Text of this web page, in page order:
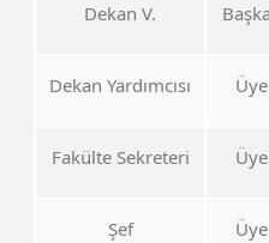
Dekan V.
Dekan Yardımcısı Üye
Fakülte Sekreteri Üye
Şef Üye